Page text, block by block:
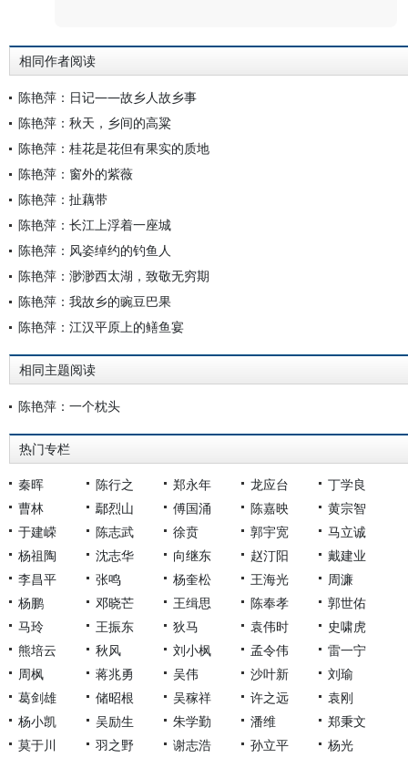
相同作者阅读
陈艳萍：日记——故乡人故乡事
陈艳萍：秋天，乡间的高粱
陈艳萍：桂花是花但有果实的质地
陈艳萍：窗外的紫薇
陈艳萍：扯藕带
陈艳萍：长江上浮着一座城
陈艳萍：风姿绰约的钓鱼人
陈艳萍：渺渺西太湖，致敬无穷期
陈艳萍：我故乡的豌豆巴果
陈艳萍：江汉平原上的鳝鱼宴
相同主题阅读
陈艳萍：一个枕头
热门专栏
秦晖 陈行之 郑永年 龙应台
丁学良
曹林
鄢烈山 傅国涌 陈嘉映
黄宗智
于建嵘
陈志武 徐贲 郭宇宽
马立诚
杨祖陶
沈志华 向继东 赵汀阳
戴建业
李昌平
张鸣 杨奎松 王海光
周濂
杨鹏
邓晓芒 王缉思 陈奉孝
郭世佑
马玲
王振东 狄马 袁伟时
史啸虎
熊培云
秋风 刘小枫 孟令伟
雷一宁
周枫
蒋兆勇 吴伟 沙叶新
刘瑜
葛剑雄
储昭根 吴稼祥 许之远
袁刚
杨小凯
吴励生 朱学勤 潘维
郑秉文
莫于川
羽之野 谢志浩 孙立平 杨光